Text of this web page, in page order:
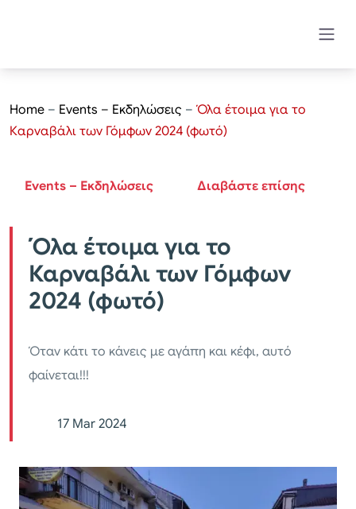
Home – Events – Εκδηλώσεις – Όλα έτοιμα για το
Καρναβάλι των Γόμφων 2024 (φωτό)
Events – Εκδηλώσεις Διαβάστε επίσης
Όλα έτοιμα για το
Καρναβάλι των Γόμφων
2024 (φωτό)
Όταν κάτι το κάνεις με αγάπη και κέφι, αυτό
φαίνεται!!!
17 Mar 2024